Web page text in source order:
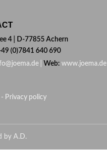
4 | D-77855 Achern
(0)7841 640 690
| Web: www.joema.de
- Privacy policy
by A.D.